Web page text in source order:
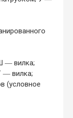
― вилка;
― вилка;
(условное